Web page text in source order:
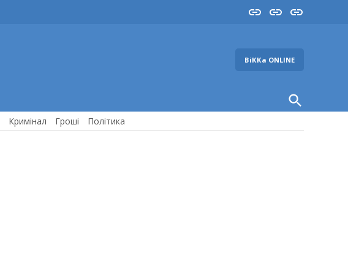
InstaYouTube
FB
ВіККа ONLINE
Open
Search
Кримінал Гроші Політика